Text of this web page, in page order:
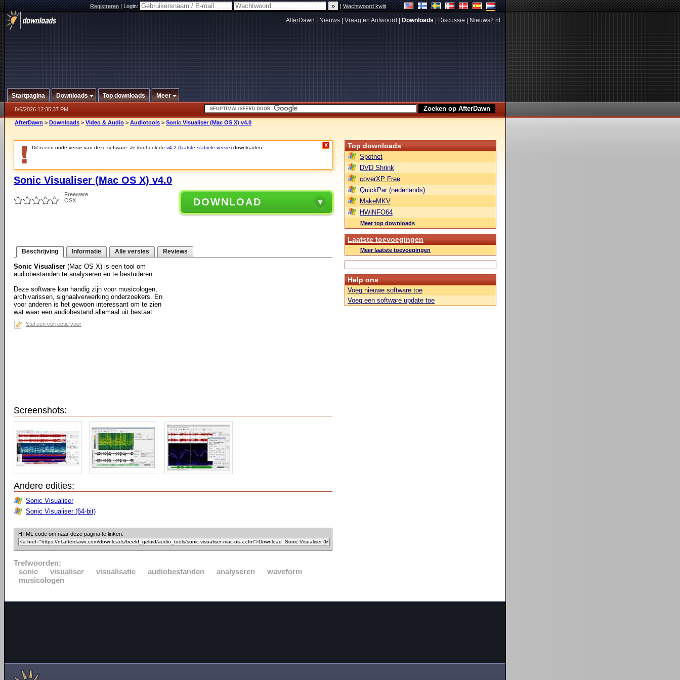
Registreren|Login: |Wachtwoord kwijt
AfterDawn Nieuws Vraag en Antwoord Downloads Discussie Nieuws2.nl
Startpagina Downloads Top downloads Meer
8/6/2026 12:35:37 PM
AfterDawn > Downloads > Video & Audio > Audiotools > Sonic Visualiser (Mac OS X) v4.0
Dit is een oude versie van deze software. Je kunt ook de v4.2 (laatste stabiele versie) downloaden. X
Sonic Visualiser (Mac OS X) v4.0
Freeware
OSX
DOWNLOAD
Beschrijving Informatie Alle versies Reviews
Sonic Visualiser (Mac OS X) is een tool om
audiobestanden te analyseren en te bestuderen.
Deze software kan handig zijn voor musicologen,
archivarissen, signaalverwerking onderzoekers. En
voor anderen is het gewoon interessant om te zien
wat waar een audiobestand allemaal uit bestaat.
Stel een correctie voor
Screenshots:
Andere edities:
Sonic Visualiser
Sonic Visualiser (64-bit)
HTML code om naar deze pagina te linken:
Trefwoorden:
sonic
visualiser visualisatie audiobestanden analyseren
waveform
musicologen
Top downloads
Spotnet
DVD Shrink
coverXP Free
QuickPar (nederlands)
MakeMKV
HWiNFO64
Meer top downloads
Laatste toevoegingen
Meer laatste toevoegingen
Help ons
Voeg nieuwe software toe
Voeg een software update toe